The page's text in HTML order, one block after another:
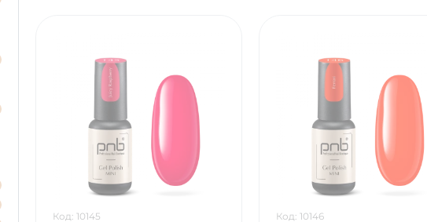
Код: 10145 Код: 10146